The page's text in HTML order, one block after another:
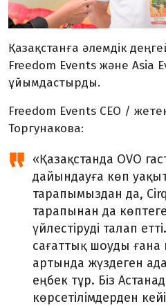
Қазақстанға әлемдік
Freedom Events және Asia
ұйымдастырды.
Freedom Events CEO /
Торгунакова:
«Қазақстанда OVO
дайындауға көп уақыт
тарапымыздан да,
тарапынан да
үйлестіруді талап
сағаттық шоуды
артында жүздеген
еңбек тұр. Біз
көрсетілімдерден